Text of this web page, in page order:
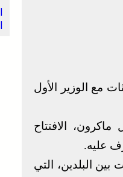
مع الوزير الأول
الافتتاح
عليه.
البلدين، التي